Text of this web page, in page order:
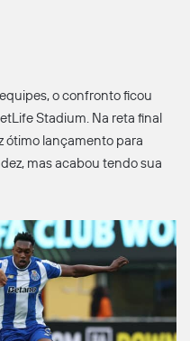
o confronto ficou
Stadium. Na reta final
ótimo lançamento para
mas acabou tendo sua